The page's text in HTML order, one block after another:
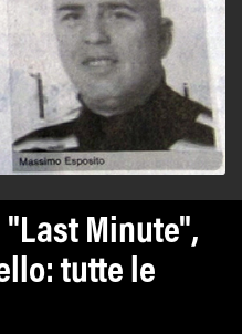
Minute",
tutte le